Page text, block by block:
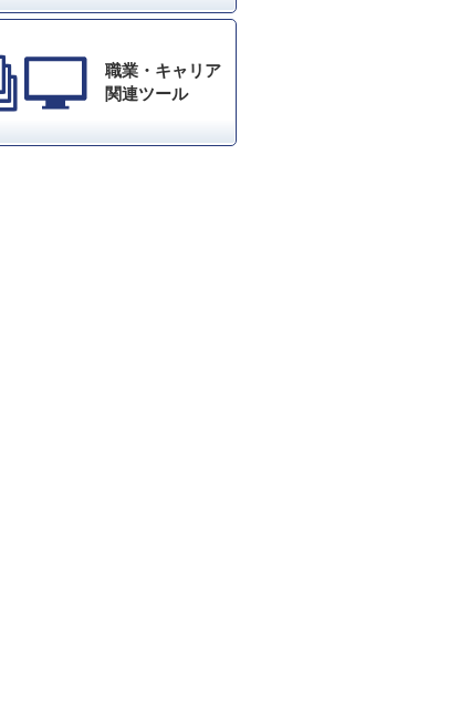
職業・キャリア
関連ツール